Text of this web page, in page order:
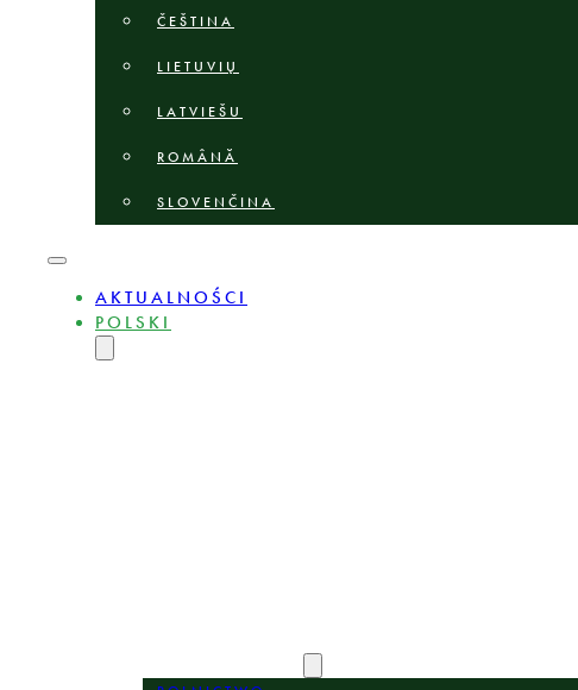
ČEŠTINA
LIETUVIŲ
LATVIEŠU
ROMÂNĂ
SLOVENČINA
AKTUALNOŚCI
POLSKI